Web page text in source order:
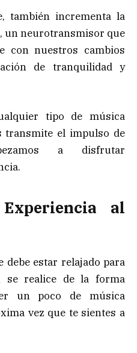
también incrementa la
un neurotransmisor que
con nuestros cambios
de tranquilidad y
tipo de música
transmite el impulso de
a disfrutar
al
debe estar relajado para
se realice de la forma
un poco de música
vez que te sientes a